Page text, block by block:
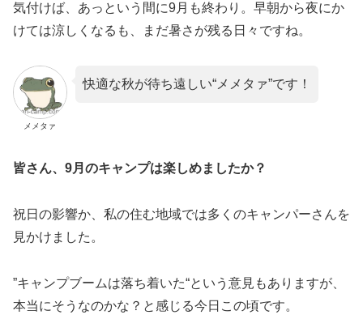
気付けば、あっという間に9月も終わり。早朝から夜にか
けては涼しくなるも、まだ暑さが残る日々ですね。
メメタァ
快適な秋が待ち遠しい“メメタァ”です！
皆さん、9月のキャンプは楽しめましたか？
祝日の影響か、私の住む地域では多くのキャンパーさんを
見かけました。
”キャンプブームは落ち着いた“という意見もありますが、
本当にそうなのかな？と感じる今日この頃です。